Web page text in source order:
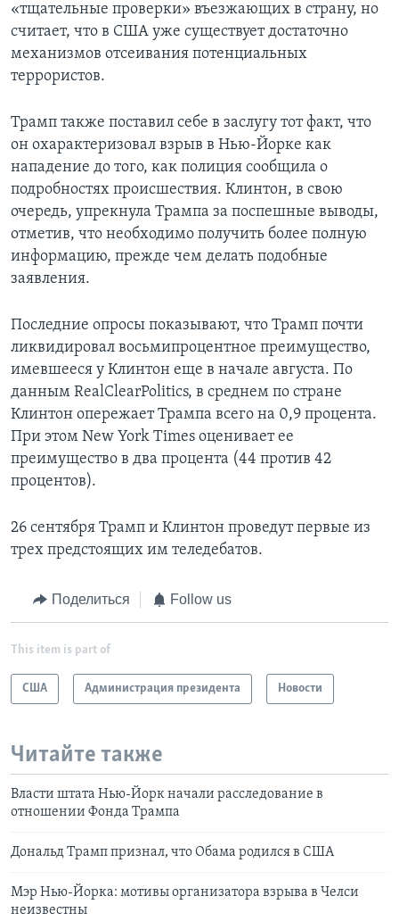
«тщательные проверки» въезжающих в страну, но
считает, что в США уже существует достаточно
механизмов отсеивания потенциальных
террористов.
Трамп также поставил себе в заслугу тот факт, что
он охарактеризовал взрыв в Нью-Йорке как
нападение до того, как полиция сообщила о
подробностях происшествия. Клинтон, в свою
очередь, упрекнула Трампа за поспешные выводы,
отметив, что необходимо получить более полную
информацию, прежде чем делать подобные
заявления.
Последние опросы показывают, что Трамп почти
ликвидировал восьмипроцентное преимущество,
имевшееся у Клинтон еще в начале августа. По
данным RealClearPolitics, в среднем по стране
Клинтон опережает Трампа всего на 0,9 процента.
При этом New York Times оценивает ее
преимущество в два процента (44 против 42
процентов).
26 сентября Трамп и Клинтон проведут первые из
трех предстоящих им теледебатов.
Поделиться Follow us
This item is part of
США Администрация президента Новости
Читайте также
Власти штата Нью-Йорк начали расследование в
отношении Фонда Трампа
Дональд Трамп признал, что Обама родился в США
Мэр Нью-Йорка: мотивы организатора взрыва в Челси
неизвестны